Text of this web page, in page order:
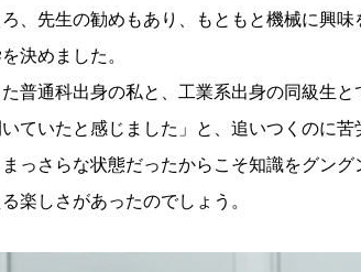
、先生の勧めもあり、もともと機械に興味
決めました。
た普通科出身の私と、工業系出身の同級生
ていたと感じました」と、追いつくのに苦
っさらな状態だったからこそ知識をグング
楽しさがあったのでしょう。